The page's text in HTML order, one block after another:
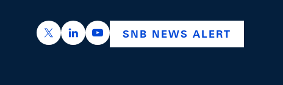
https://x.com/snb_bns
https://ch.linkedin.com/company/swiss-
https://www.youtube.com/
SNB NEWS ALERT